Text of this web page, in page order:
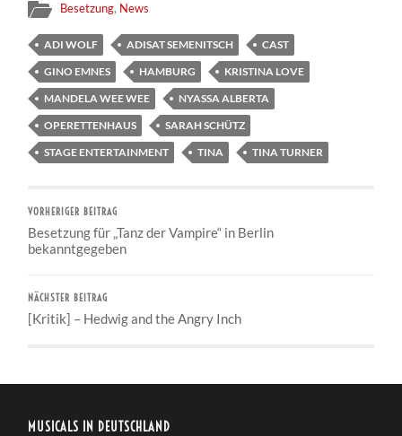
Besetzung, News
ADI WOLF ADISAT SEMENITSCH
CAST
GINO EMNES
HAMBURG
KRISTINA LOVE
MANDELA WEE WEE
NYASSA ALBERTA
OPERETTENHAUS
SARAH SCHÜTZ
STAGE ENTERTAINMENT
TINA TINA TURNER
VORHERIGER BEITRAG
Besetzung für „Tanz der Vampire“ in Berlin
bekanntgegeben
NÄCHSTER BEITRAG
[Kritik] – Hedwig and the Angry Inch
MUSICALS IN DEUTSCHLAND